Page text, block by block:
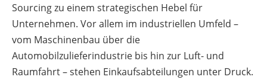
Sourcing zu einem strategischen Hebel für
Unternehmen. Vor allem im industriellen Umfeld –
vom Maschinenbau über die
Automobilzulieferindustrie bis hin zur Luft- und
Raumfahrt – stehen Einkaufsabteilungen unter Druck.